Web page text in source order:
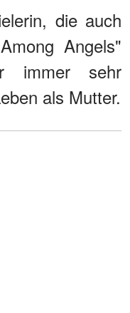
die auch
Angels"
immer sehr
als Mutter.